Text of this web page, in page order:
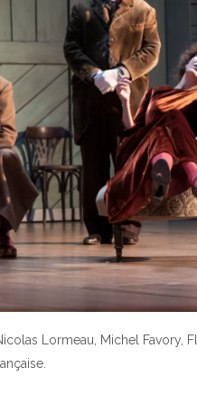
Lormeau, Michel Favory,